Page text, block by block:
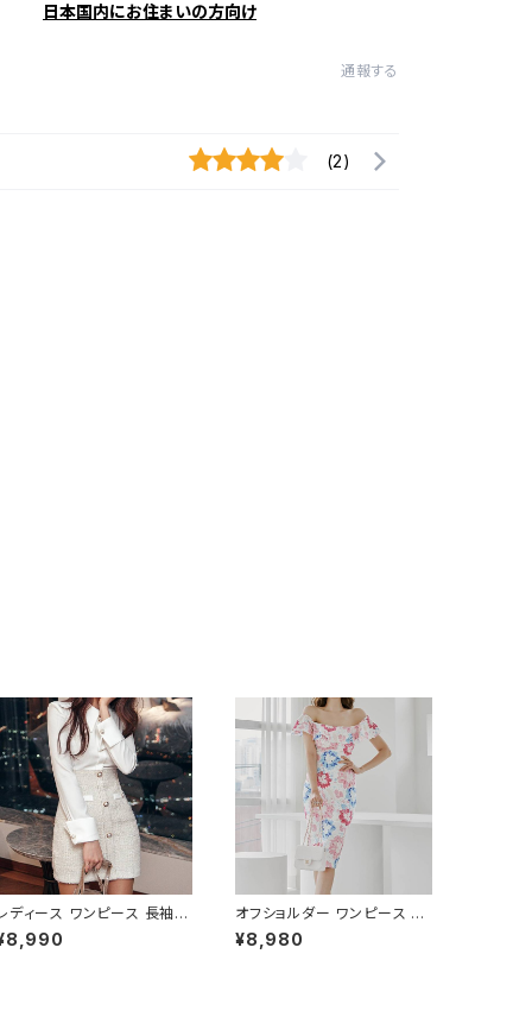
日本国内にお住まいの方向け
通報する
(2)
ディース ワンピース 長袖
ャツワンピース ツイード切
ミニワンピース 上品 フォー
オフショルダー ワンピース フ
ラワー柄 タイトワンピース ド
レス 花柄ワンピ 春夏 エレガ
¥8,980